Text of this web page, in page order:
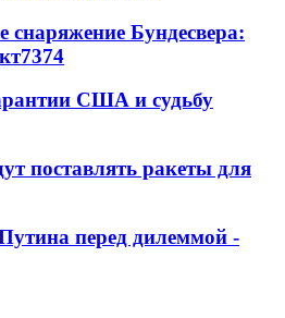
Бундесвера:
7374
США и судьбу
поставлять ракеты для
перед дилеммой -